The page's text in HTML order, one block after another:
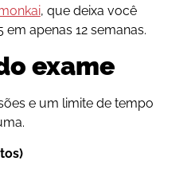
, que deixa você
apenas 12 semanas.
exame
e um limite de tempo